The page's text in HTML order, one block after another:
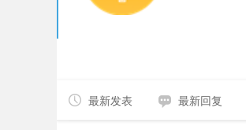
最新发表 最新回复